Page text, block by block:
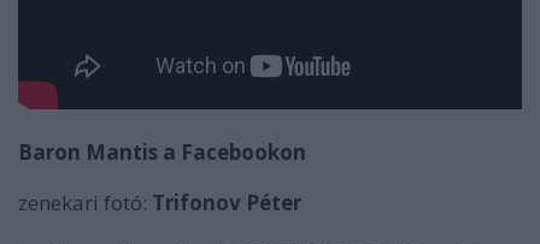
Baron Mantis a Facebookon
zenekari fotó: Trifonov Péter